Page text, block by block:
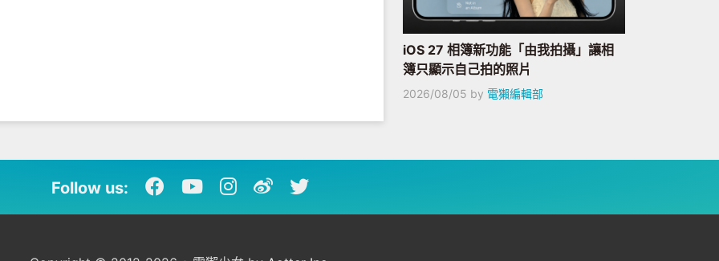
iOS 27 相簿新功能「由我拍攝」讓相
簿只顯示自己拍的照片
2026/08/05 by 電獺編輯部
Follow us: